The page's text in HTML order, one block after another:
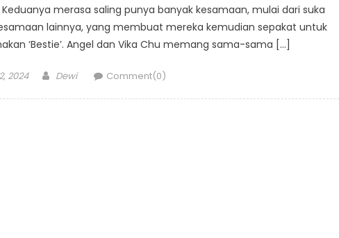
merasa saling punya banyak kesamaan, mulai dari suka
lainnya, yang membuat mereka kemudian sepakat untuk
‘Bestie’. Angel dan Vika Chu memang sama-sama […]
2024 Author
Dewi Comment(0)